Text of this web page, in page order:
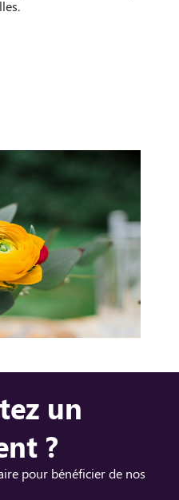
un
?
pour bénéficier de nos